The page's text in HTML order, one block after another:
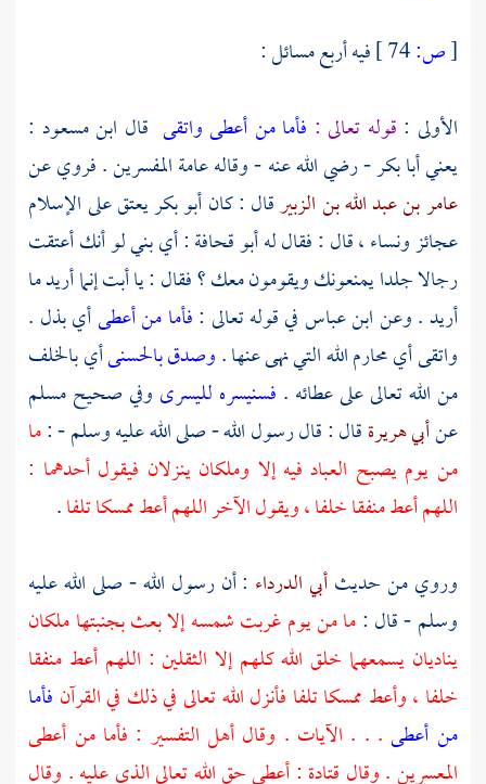
[ص:
فيه أربع مسائل :
الأولى : قوله تعالى : فأما من أعطى واتقى قال ابن مسعود :
يعنيأبا بكر- رضي الله عنه - وقاله عامة المفسرين . فروي عن
عامر بن عبد الله بن الزبيرقال : كانأبو بكريعتق على الإسلام
عجائز ونساء ، قال : فقال له أبوقحافة: أي بني لو أنك أعتقت
رجالا جلدا يمنعونك ويقومون معك ؟ فقال : يا أبت إنما أريد ما
أريد . وعنابن عباسفي قوله تعالى :فأما من أعطىأي بذل .
واتقى أي محارم الله التي نهى عنها .وصدق بالحسنىأي بالخلف
من الله تعالى على عطائه . فسنيسره لليسرى وفي صحيحمسلم
عنأبي هريرةقال : قال رسول الله - صلى الله عليه وسلم - :ما
من يوم يصبح العباد فيه إلا وملكان ينزلان فيقول أحدهما :
اللهم أعط منفقا خلفا ، ويقول الآخر اللهم أعط ممسكا تلفا.
وروي من حديثأبي الدرداء : أن رسول الله - صلى الله عليه
وسلم - قال :ما من يوم غربت شمسه إلا بعث بجنبتها ملكان
يناديان يسمعهما خلق الله كلهم إلا الثقلين : اللهم أعط منفقا
خلفا ، وأعط ممسكا تلفا فأنزل الله تعالى في ذلك في القرآن فأما
من أعطى . . . الآيات . وقال أهل التفسير : فأما من أعطى
المعسرين . وقال قتادة : أعطى حق الله تعالى الذي عليه . وقال